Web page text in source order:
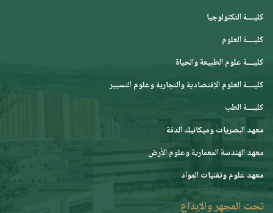
كليــــة التكنولوجيا
كليــــة العلوم
كليــــة علوم الطبيعة والحياة
كليــــة العلوم الإقتصادية والتجارية وعلوم التسيير
كليــــة الطب
معهد البصريات وميكانيك الدقة
معهد الهندسة المعمارية وعلوم الأرض
معهد علوم وتقنيات المواد
تحت المجهر والإبداع